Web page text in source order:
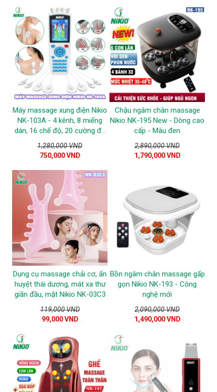
Máy massage xung điện Nikio
NK-103A - 4 kênh, 8 miếng
dán, 16 chế độ, 20 cường độ
tùy chỉnh
1,280,000 VND
750,000 VND
Chậu ngâm chân massage
Nikio NK-195 New - Dòng cao
cấp - Màu đen
2,890,000 VND
1,790,000 VND
Dụng cụ massage chải cơ, ấn
huyệt thái dương, mát xa thư
giãn đầu, mặt Nikio NK-03C3
119,000 VND
99,000 VND
Bồn ngâm chân massage gấp
gọn Nikio NK-193 - Công
nghệ mới
2,090,000 VND
1,490,000 VND